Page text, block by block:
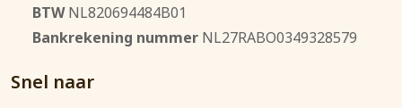
BTWNL820694484B01
Bankrekening nummer NL27RABO0349328579
Snel naar